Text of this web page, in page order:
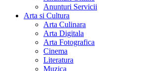
Anunturi Servicii
Arta si Cultura
Arta Culinara
Arta Digitala
Arta Fotografica
Cinema
Literatura
Muzica